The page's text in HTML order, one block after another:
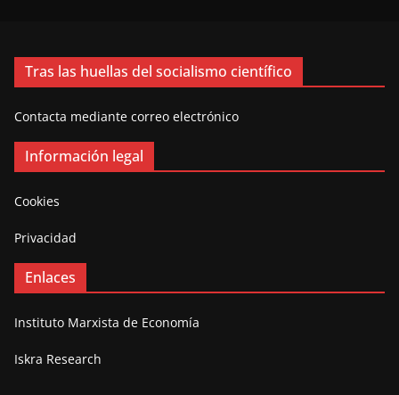
Tras las huellas del socialismo científico
Contacta mediante correo electrónico
Información legal
Cookies
Privacidad
Enlaces
Instituto Marxista de Economía
Iskra Research